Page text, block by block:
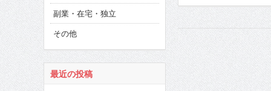
副業・在宅・独立
その他
最近の投稿